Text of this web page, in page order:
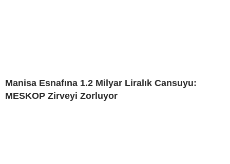
Manisa Esnafına 1.2 Milyar Liralık Cansuyu:
MESKOP Zirveyi Zorluyor